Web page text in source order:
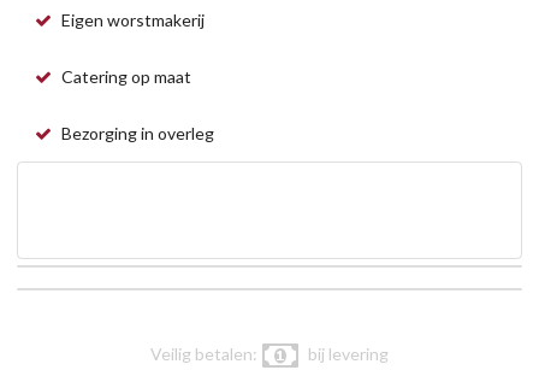
Eigen worstmakerij
Catering op maat
Bezorging in overleg
Veilig betalen: bij levering